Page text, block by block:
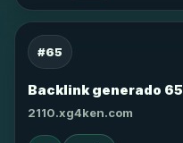
#65
Backlink generado 65
2110.xg4ken.com